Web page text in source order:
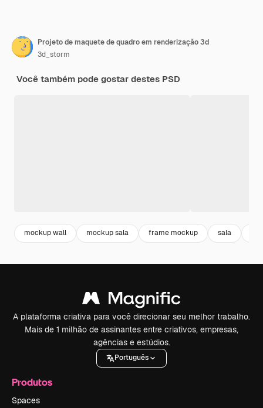
Projeto de maquete de quadro em renderização 3d
3d_storm
Você também pode gostar destes PSD
mockup wall mockup sala frame mockup sala
A plataforma criativa para você direcionar seu melhor trabalho.
Mais de 1 milhão de assinantes entre criativos, empresas,
agências e estúdios.
Português
Produtos
Spaces